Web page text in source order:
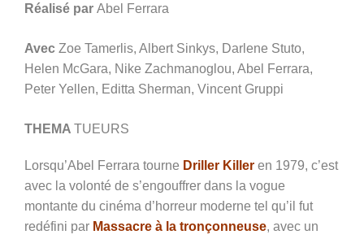
Réalisé par Abel Ferrara
Avec Zoe Tamerlis, Albert Sinkys, Darlene Stuto,
Helen McGara, Nike Zachmanoglou, Abel Ferrara,
Peter Yellen, Editta Sherman, Vincent Gruppi
THEMA TUEURS
Lorsqu’Abel Ferrara tourne Driller Killer en 1979, c’est
avec la volonté de s’engouffrer dans la vogue
montante du cinéma d’horreur moderne tel qu’il fut
redéfini par Massacre à la tronçonneuse, avec un